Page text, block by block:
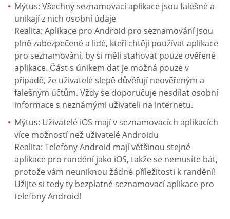
Mýtus: Všechny seznamovací aplikace jsou falešné a
unikají z nich osobní údaje
Realita: Aplikace pro Android pro seznamování jsou
plně zabezpečené a lidé, kteří chtějí používat aplikace
pro seznamování, by si měli stahovat pouze ověřené
aplikace. Část s únikem dat je možná pouze v
případě, že uživatelé slepě důvěřují neověřeným a
falešným účtům. Vždy se doporučuje nesdílat osobní
informace s neznámými uživateli na internetu.
Mýtus: Uživatelé iOS mají v seznamovacích aplikacích
více možností než uživatelé Androidu
Realita: Telefony Android mají většinou stejné
aplikace pro randění jako iOS, takže se nemusíte bát,
protože vám neuniknou žádné příležitosti k randění!
Užijte si tedy ty bezplatné seznamovací aplikace pro
telefony Android!